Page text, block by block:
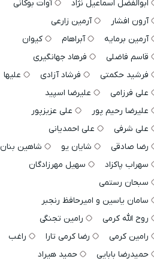
ابوالفضل اسماعیل نژاد
آوات بوکانی
آرون افشار
آرمین زارعی
آرمین برمایه
آبراهام
کیوان
قاسم فاضلی
فرهاد جهانگیری
فرشید حکمتی
فرشاد آزادی
علیها
علی فرزامی
علیرضا اسپید
علیرضا رحیم پور
علی عزیزپور
علی شرفی
علی احمدیانی
رضا صادقی
شایان یو
شاهین بنان
سهراب پاکزاد
سهیل مهرزادگان
سبحان رستمی
سامان یاسین و امیرحافظ رنجبر
روح الله کرمی
رامین تجنگی
رامین کرمی
رضا کرمی تارا
راغب
حمیدرضا بابایی
حمید هیراد